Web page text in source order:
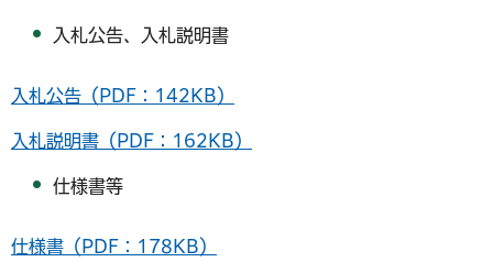
入札公告、入札説明書
入札公告（PDF：142KB）
入札説明書（PDF：162KB）
仕様書等
仕様書（PDF：178KB）